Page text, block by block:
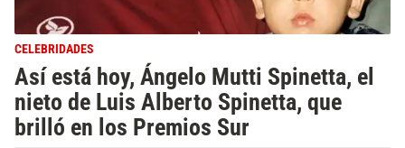
CELEBRIDADES
Así está hoy, Ángelo Mutti Spinetta, el
nieto de Luis Alberto Spinetta, que
brilló en los Premios Sur